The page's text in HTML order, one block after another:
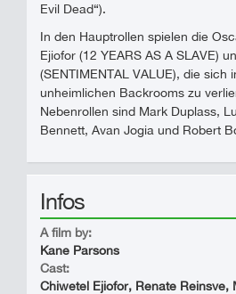
Evil Dead“).
In den Hauptrollen spielen die
Ejiofor (12 YEARS AS A SLAVE)
(SENTIMENTAL VALUE), die sich
unheimlichen Backrooms zu
Nebenrollen sind Mark Duplass,
Bennett, Avan Jogia und Robert
Infos
A film by:
Kane Parsons
Cast:
Chiwetel Ejiofor, Renate Reinsve,